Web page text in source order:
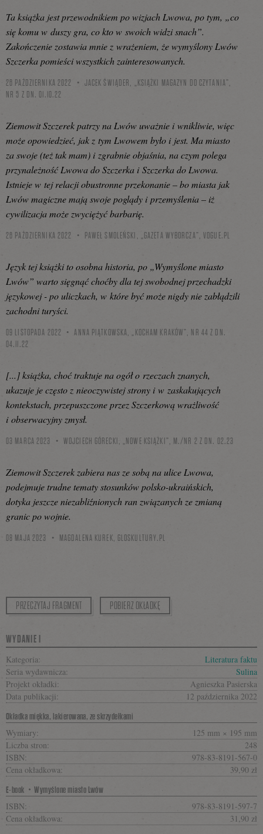
Ta książka jest przewodnikiem po wizjach Lwowa, po tym, „co
się komu w duszy gra, co kto w swoich widzi snach”.
Zakończenie zostawia mnie z wrażeniem, że wymyślony Lwów
Szczerka pomieści wszystkich zainteresowanych.
26 PAŹDZIERNIKA 2022
JACEK ŚWIĄDER, „KSIĄŻKI MAGAZYN DO CZYTANIA”,
NR 5 Z DN. 01.10.22
Ziemowit Szczerek patrzy na Lwów uważnie i wnikliwie, więc
może opowiedzieć, jak z tym Lwowem było i jest. Ma miasto
za swoje (też tak mam) i zgrabnie objaśnia, na czym polega
przynależność Lwowa do Szczerka i Szczerka do Lwowa.
Istnieje w tej relacji obustronne przekonanie – bo miasta jak
Lwów magiczne mają swoje poglądy i przemyślenia – iż
cywilizacja może zwyciężyć barbarię.
26 PAŹDZIERNIKA 2022 PAWEŁ SMOLEŃSKI, „GAZETA WYBORCZA”,VOGUE.PL
Język tej książki to osobna historia, po „Wymyślone miasto
Lwów” warto sięgnąć choćby dla tej swobodnej przechadzki
językowej - po uliczkach, w które być może nigdy nie zabłądzili
zachodni turyści.
09 LISTOPADA 2022
ANNA PIĄTKOWSKA, „KOCHAM KRAKÓW”, NR 44 Z DN.
04.11.22
[...] książka, choć traktuje na ogół o rzeczach znanych,
ukazuje je często z nieoczywistej strony i w zaskakujących
konteks­tach, przepuszczone przez Szczerkową wrażliwość
i obserwacyjny zmysł.
03 MARCA 2023 WOJCIECH GÓRECKI, „NOWE KSIĄŻKI”, M./NR 2 Z DN. 02.23
Ziemowit Szczerek zabiera nas ze sobą na ulice Lwowa,
podejmuje trudne tematy stosunków polsko-ukraińskich,
dotyka jeszcze niezabliźnionych ran związanych ze zmianą
granic po wojnie.
08 MAJA 2023 MAGDALENA KUREK, GLOSKULTURY.PL
PRZECZYTAJ FRAGMENT POBIERZ OKŁADKĘ
WYDANIE I
Kategoria:
Literatura faktu
Seria wydawnicza:
Sulina
Projekt okładki:
Agnieszka Pasierska
Data publikacji:
12 października 2022
Okładka miękka, lakierowana, ze skrzydełkami
Wymiary:
125 mm × 195 mm
Liczba stron:
248
ISBN:
978-83-8191-567-0
Cena okładkowa:
39,90 zł
E-book・Wymyślone miasto Lwów
ISBN:
978-83-8191-597-7
Cena okładkowa:
31,90 zł